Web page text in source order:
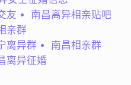
友
南昌离异相亲贴吧
亲群
离异群
南昌相亲群
离异征婚